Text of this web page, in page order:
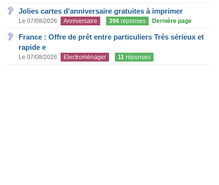
Jolies cartes d'anniversaire gratuites à imprimer
Le 07/08/2026 Anniversaire 396 réponses Dernière page
France : Offre de prêt entre particuliers Très sérieux et
rapide e
Le 07/08/2026 Electroménager 11 réponses